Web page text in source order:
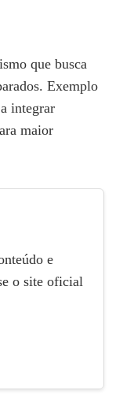
que busca
Exemplo
integrar
maior
e
o site oficial